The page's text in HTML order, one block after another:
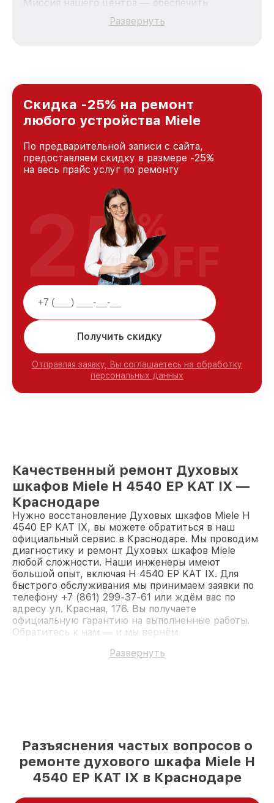
Миссия нашего центра — обеспечить
качественный и доступный ремонт для
каждого пользователя продукции Miele, вне
Краснодаре, постоянно повышая уровень
доверия и лояльности наших клиентов.
Развернуть
Скидка -25% на ремонт
любого устройства Miele
По предварительной записи с сайта,
предоставляем скидку в размере -25%
на весь прайс услуг по ремонту
Получить скидку
Отправляя заявку, Вы соглашаетесь на обработку
персональных данных
25%
OFF
Качественный ремонт Духовых
шкафов Miele H 4540 EP KAT IX —
Краснодаре
Нужно восстановление Духовых шкафов Miele H
4540 EP KAT IX, вы можете обратиться в наш
официальный сервис в Краснодаре. Мы проводим
диагностику и ремонт Духовых шкафов Miele
любой сложности. Наши инженеры имеют
большой опыт, включая H 4540 EP KAT IX. Для
быстрого обслуживания мы принимаем заявки по
телефону +7 (861) 299-37-61 или ждём вас по
адресу ул. Красная, 176. Вы получаете
официальную гарантию на выполненные работы.
Обратитесь к нам — и мы вернём
Развернуть
Разъяснения частых вопросов о
ремонте духового шкафа Miele H
4540 EP KAT IX в Краснодаре